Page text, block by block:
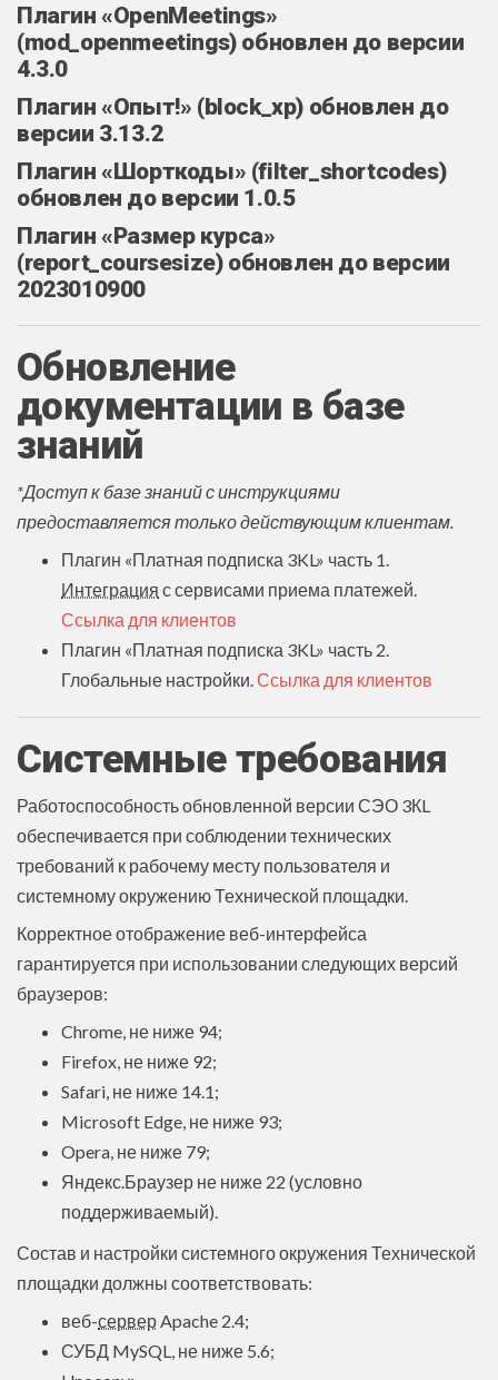
Плагин «OpenMeetings»
(mod_openmeetings) обновлен до версии
4.3.0
Плагин «Опыт!» (block_xp) обновлен до
версии 3.13.2
Плагин «Шорткоды» (filter_shortcodes)
обновлен до версии 1.0.5
Плагин «Размер курса»
(report_coursesize) обновлен до версии
2023010900
Обновление
документации в базе
знаний
*Доступ к базе знаний с инструкциями
предоставляется только действующим клиентам.
Плагин «Платная подписка 3KL» часть 1.
Интеграция с сервисами приема платежей.
Ссылка для клиентов
Плагин «Платная подписка 3KL» часть 2.
Глобальные настройки. Ссылка для клиентов
Системные требования
Работоспособность обновленной версии СЭО 3КL
обеспечивается при соблюдении технических
требований к рабочему месту пользователя и
системному окружению Технической площадки.
Корректное отображение веб-интерфейса
гарантируется при использовании следующих версий
браузеров:
Chrome, не ниже 94;
Firefox, не ниже 92;
Safari, не ниже 14.1;
Microsoft Edge, не ниже 93;
Opera, не ниже 79;
Яндекс.Браузер не ниже 22 (условно
поддерживаемый).
Состав и настройки системного окружения Технической
площадки должны соответствовать:
веб-сервер Apache 2.4;
СУБД MySQL, не ниже 5.6;